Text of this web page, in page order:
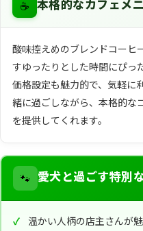
☕ 本格的なカフェメ
酸味控えめのブレンドコーヒ
すゆったりとした時間にぴっ
価格設定も魅力的で、気軽に
緒に過ごしながら、本格的な
を提供してくれます。
🐾 愛犬と過ごす特別
温かい人柄の店主さんが